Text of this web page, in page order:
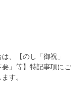
、【のし「御祝」
要」等】特記事項にご
す。